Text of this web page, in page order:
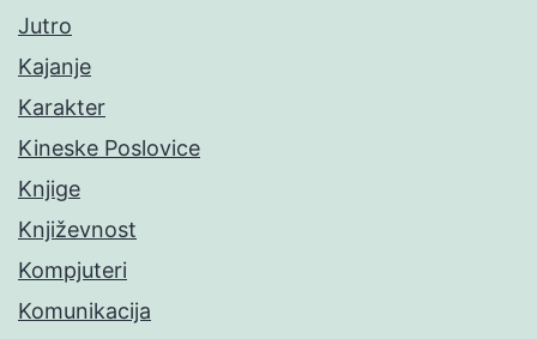
Jutro
Kajanje
Karakter
Kineske Poslovice
Knjige
Književnost
Kompjuteri
Komunikacija